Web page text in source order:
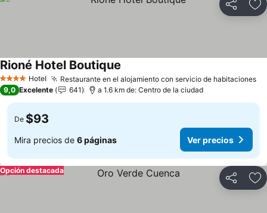
Compartir
4 EstrellasHotel Restaurante en el alojamiento con servicio de habitaciones
Rioné Hotel Boutique
9,0 Excelente 641 a 1.6 km de: Centro de la ciudad
De $93
Mira precios de 6 páginas Ver precios
Compartir
Opción destacada